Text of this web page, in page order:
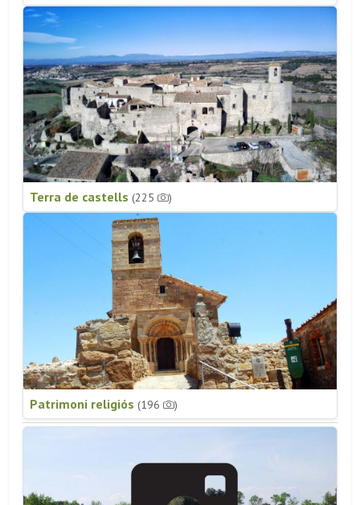
Terra de castells (225 )
Patrimoni religiós (196 )